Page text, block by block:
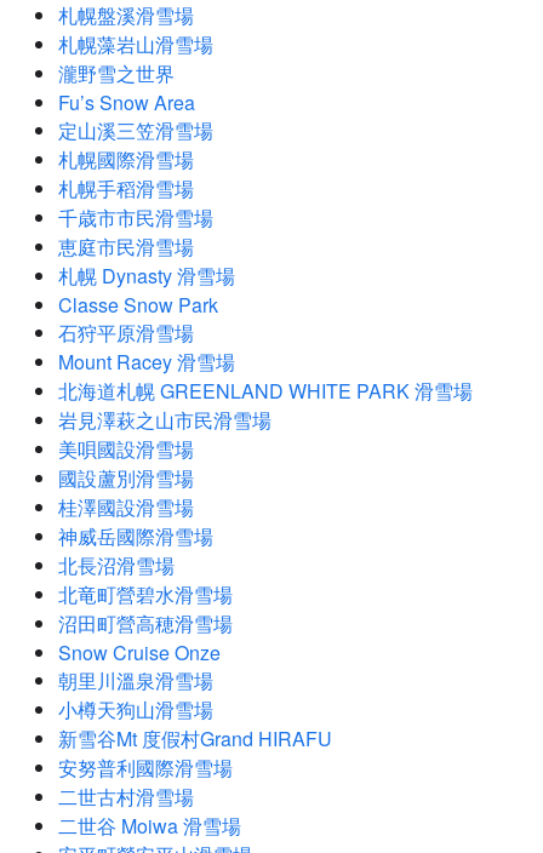
札幌盤溪滑雪場
札幌藻岩山滑雪場
瀧野雪之世界
Fu’s Snow Area
定山溪三笠滑雪場
札幌國際滑雪場
札幌手稻滑雪場
千歳市市民滑雪場
恵庭市民滑雪場
札幌 Dynasty 滑雪場
Classe Snow Park
石狩平原滑雪場
Mount Racey 滑雪場
北海道札幌 GREENLAND WHITE PARK 滑雪場
岩見澤萩之山市民滑雪場
美唄國設滑雪場
國設蘆別滑雪場
桂澤國設滑雪場
神威岳國際滑雪場
北長沼滑雪場
北竜町營碧水滑雪場
沼田町營高穂滑雪場
Snow Cruise Onze
朝里川溫泉滑雪場
小樽天狗山滑雪場
新雪谷Mt 度假村Grand HIRAFU
安努普利國際滑雪場
二世古村滑雪場
二世谷 Moiwa 滑雪場